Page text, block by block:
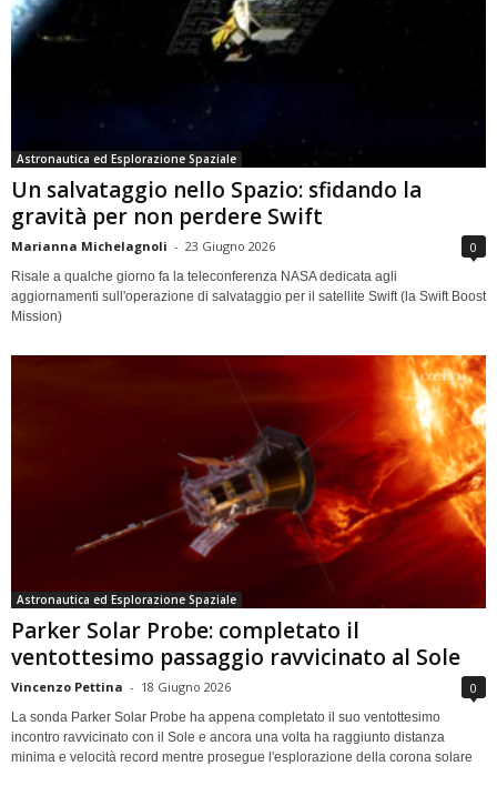
Astronautica ed Esplorazione Spaziale
Un salvataggio nello Spazio: sfidando la
gravità per non perdere Swift
Marianna Michelagnoli - 23 Giugno 2026 0
Risale a qualche giorno fa la teleconferenza NASA dedicata agli
aggiornamenti sull'operazione di salvataggio per il satellite Swift (la Swift Boost
Mission)
Astronautica ed Esplorazione Spaziale
Parker Solar Probe: completato il
ventottesimo passaggio ravvicinato al Sole
Vincenzo Pettina - 18 Giugno 2026 0
La sonda Parker Solar Probe ha appena completato il suo ventottesimo
incontro ravvicinato con il Sole e ancora una volta ha raggiunto distanza
minima e velocità record mentre prosegue l'esplorazione della corona solare